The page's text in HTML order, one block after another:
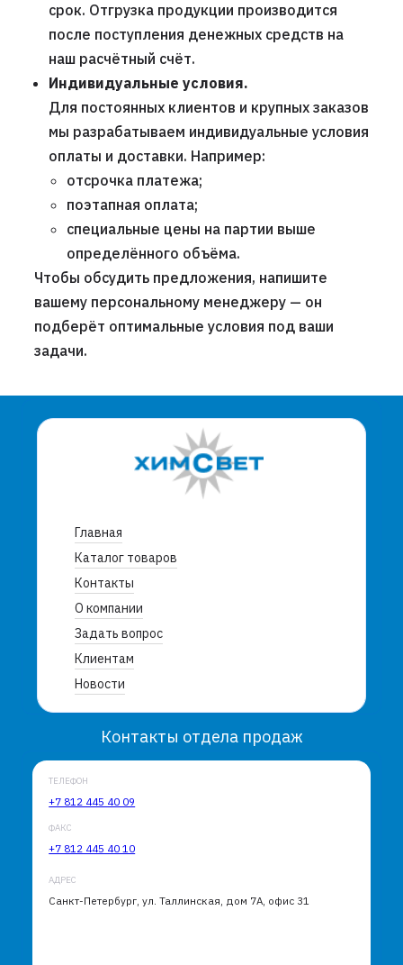
срок. Отгрузка продукции производится
после поступления денежных средств на
наш расчётный счёт.
Индивидуальные условия.
Для постоянных клиентов и крупных заказов
мы разрабатываем индивидуальные условия
оплаты и доставки. Например:
отсрочка платежа;
поэтапная оплата;
специальные цены на партии выше
определённого объёма.
Чтобы обсудить предложения, напишите
вашему персональному менеджеру — он
подберёт оптимальные условия под ваши
задачи.
Главная
Каталог товаров
Контакты
О компании
Задать вопрос
Клиентам
Новости
Контакты отдела продаж
ТЕЛЕФОН
+7 812 445 40 09
ФАКС
+7 812 445 40 10
АДРЕС
Санкт-Петербург, ул. Таллинская, дом 7А, офис 31